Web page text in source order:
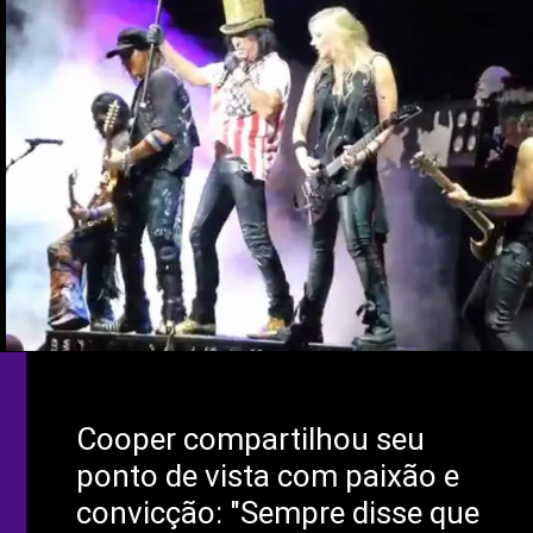
Cooper compartilhou seu
ponto de vista com paixão e
convicção: "Sempre disse que